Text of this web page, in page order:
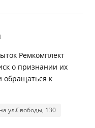
Ремкомплект
о признании их
обращаться к
ул.Свободы, 130